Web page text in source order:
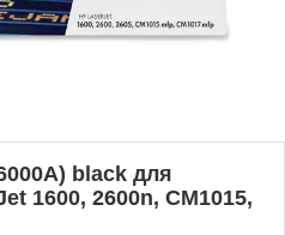
black для
1600, 2600n, CM1015,